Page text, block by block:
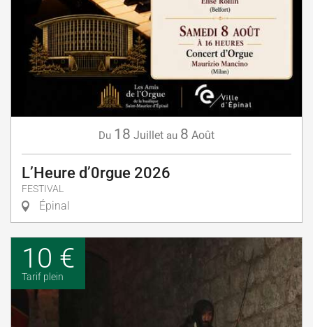
Du 18 Juillet au 8 Août
L’Heure d’0rgue 2026
FESTIVAL
Épinal
10 €
Tarif plein